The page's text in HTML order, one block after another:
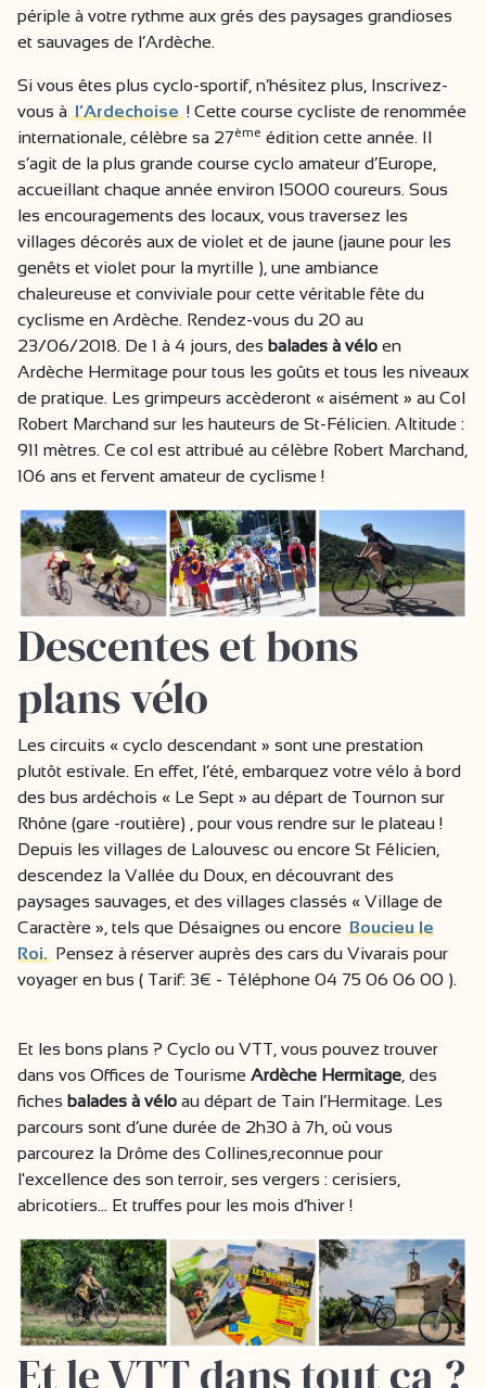
périple à votre rythme aux grés des paysages grandioses
et sauvages de l’Ardèche.
Si vous êtes plus cyclo-sportif, n’hésitez plus, Inscrivez-
vous à l’Ardechoise ! Cette course cycliste de renommée
internationale, célèbre sa 27ème édition cette année. Il
s’agit de la plus grande course cyclo amateur d’Europe,
accueillant chaque année environ 15000 coureurs. Sous
les encouragements des locaux, vous traversez les
villages décorés aux de violet et de jaune (jaune pour les
genêts et violet pour la myrtille ), une ambiance
chaleureuse et conviviale pour cette véritable fête du
cyclisme en Ardèche. Rendez-vous du 20 au
23/06/2018. De 1 à 4 jours, des balades à vélo en
Ardèche Hermitage pour tous les goûts et tous les niveaux
de pratique. Les grimpeurs accèderont « aisément » au Col
Robert Marchand sur les hauteurs de St-Félicien. Altitude :
911 mètres. Ce col est attribué au célèbre Robert Marchand,
106 ans et fervent amateur de cyclisme !
Descentes et bons
plans vélo
Les circuits « cyclo descendant » sont une prestation
plutôt estivale. En effet, l’été, embarquez votre vélo à bord
des bus ardéchois « Le Sept » au départ de Tournon sur
Rhône (gare -routière) , pour vous rendre sur le plateau !
Depuis les villages de Lalouvesc ou encore St Félicien,
descendez la Vallée du Doux, en découvrant des
paysages sauvages, et des villages classés « Village de
Caractère », tels que Désaignes ou encore Boucieu le
Roi. Pensez à réserver auprès des cars du Vivarais pour
voyager en bus ( Tarif: 3€ - Téléphone 04 75 06 06 00 ).
Et les bons plans ? Cyclo ou VTT, vous pouvez trouver
dans vos Offices de Tourisme Ardèche Hermitage , des
fiches balades à vélo au départ de Tain l’Hermitage. Les
parcours sont d’une durée de 2h30 à 7h, où vous
parcourez la Drôme des Collines,reconnue pour
l'excellence des son terroir, ses vergers : cerisiers,
abricotiers… Et truffes pour les mois d’hiver !
Et le VTT dans tout ça ?